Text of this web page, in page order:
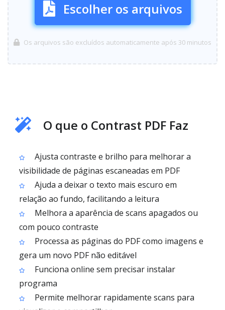
Escolher os arquivos
Os arquivos são excluídos automaticamente após 30 minutos
O que o Contrast PDF Faz
Ajusta contraste e brilho para melhorar a
visibilidade de páginas escaneadas em PDF
Ajuda a deixar o texto mais escuro em
relação ao fundo, facilitando a leitura
Melhora a aparência de scans apagados ou
com pouco contraste
Processa as páginas do PDF como imagens e
gera um novo PDF não editável
Funciona online sem precisar instalar
programa
Permite melhorar rapidamente scans para